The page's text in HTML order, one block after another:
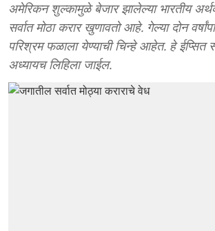
अमेरिकन शुल्कामुळे बेजार झालेल्या भारतीय
सर्वात मोठा करार खुणावतो आहे. गेल्या दोन
परिश्रम फळाला येण्याची चिन्हे आहेत. हे ईप्सित
अध्यायच लिहिला जाईल.